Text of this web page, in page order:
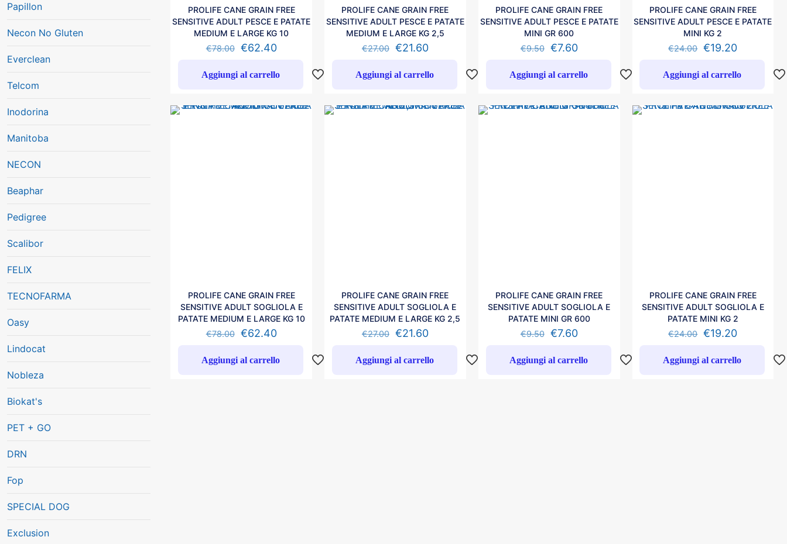
Papillon
Necon No Gluten
Everclean
Telcom
Inodorina
Manitoba
NECON
Beaphar
Pedigree
Scalibor
FELIX
TECNOFARMA
Oasy
Lindocat
Nobleza
Biokat's
PET + GO
DRN
Fop
SPECIAL DOG
Exclusion
PROLIFE CANE GRAIN FREE
SENSITIVE ADULT PESCE E PATATE
MEDIUM E LARGE KG 10
€78.00 €62.40
Aggiungi al carrello
PROLIFE CANE GRAIN FREE
SENSITIVE ADULT PESCE E PATATE
MEDIUM E LARGE KG 2,5
€27.00 €21.60
Aggiungi al carrello
PROLIFE CANE GRAIN FREE
SENSITIVE ADULT PESCE E PATATE
MINI GR 600
€9.50 €7.60
Aggiungi al carrello
PROLIFE CANE GRAIN FREE
SENSITIVE ADULT PESCE E PATATE
MINI KG 2
€24.00 €19.20
Aggiungi al carrello
PROLIFE CANE GRAIN FREE
SENSITIVE ADULT SOGLIOLA E
PATATE MEDIUM E LARGE KG 10
€78.00 €62.40
Aggiungi al carrello
PROLIFE CANE GRAIN FREE
SENSITIVE ADULT SOGLIOLA E
PATATE MEDIUM E LARGE KG 2,5
€27.00 €21.60
Aggiungi al carrello
PROLIFE CANE GRAIN FREE
SENSITIVE ADULT SOGLIOLA E
PATATE MINI GR 600
€9.50 €7.60
Aggiungi al carrello
PROLIFE CANE GRAIN FREE
SENSITIVE ADULT SOGLIOLA E
PATATE MINI KG 2
€24.00 €19.20
Aggiungi al carrello